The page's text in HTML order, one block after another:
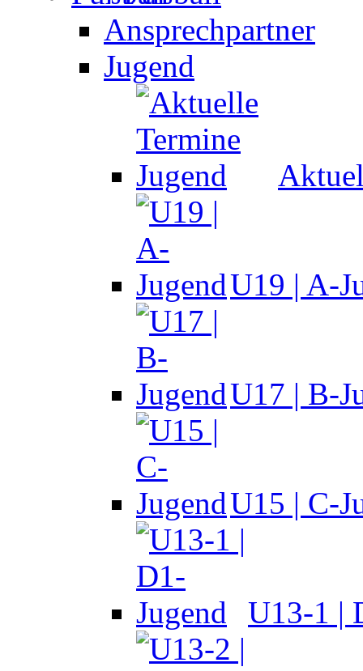
Ansprechpartner
Jugend
U19 | A-
U17 | B-
U15 | C-
U13-1 |